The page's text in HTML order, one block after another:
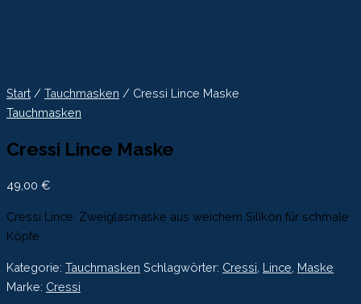
Start / Tauchmasken / Cressi Lince Maske
Tauchmasken
Cressi Lince Maske
49,00 €
Cressi Lince. Zweiglasmaske aus weichem Silikon für schmale
Köpfe.
Kategorie: Tauchmasken Schlagwörter: Cressi Lince Maske
Marke: Cressi